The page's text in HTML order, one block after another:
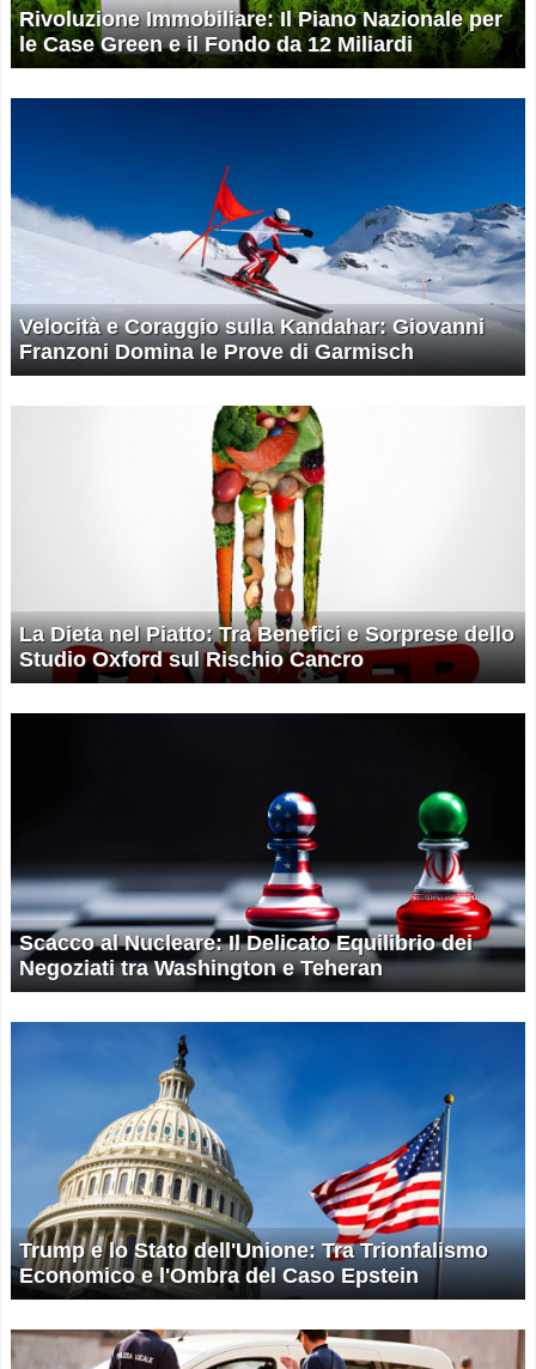
Rivoluzione Immobiliare: Il Piano Nazionale per
le Case Green e il Fondo da 12 Miliardi
Velocità e Coraggio sulla Kandahar: Giovanni
Franzoni Domina le Prove di Garmisch
La Dieta nel Piatto: Tra Benefici e Sorprese dello
Studio Oxford sul Rischio Cancro
Scacco al Nucleare: Il Delicato Equilibrio dei
Negoziati tra Washington e Teheran
Trump e lo Stato dell'Unione: Tra Trionfalismo
Economico e l'Ombra del Caso Epstein